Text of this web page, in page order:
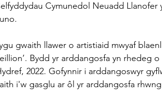
Cymunedol Neuadd Llanofer
gwaith llawer o artistiaid mwyaf
Bydd yr arddangosfa yn rhedeg
2022. Gofynnir i arddangoswyr
i'w gasglu ar ôl yr arddangosfa